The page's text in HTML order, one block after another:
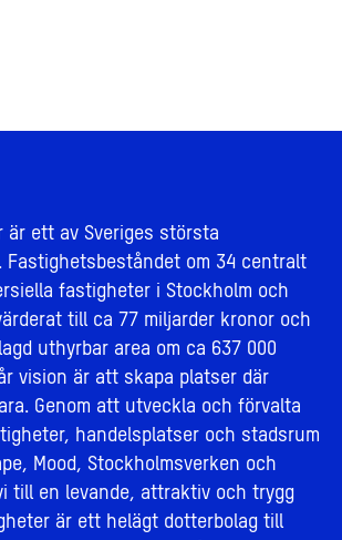
är ett av Sveriges största
Fastighetsbeståndet om 34 centralt
fastigheter i Stockholm och
till ca 77 miljarder kronor och
uthyrbar area om ca 637 000
vision är att skapa platser där
Genom att utveckla och förvalta
handelsplatser och stadsrum
Mood, Stockholmsverken och
till en levande, attraktiv och trygg
är ett helägt dotterbolag till